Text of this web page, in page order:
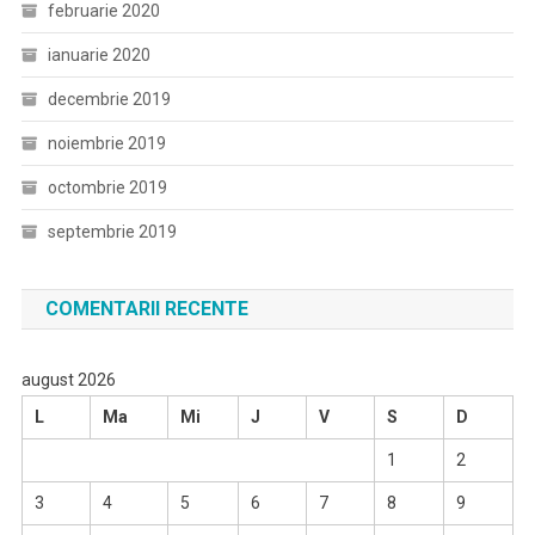
februarie 2020
ianuarie 2020
decembrie 2019
noiembrie 2019
octombrie 2019
septembrie 2019
COMENTARII RECENTE
august 2026
L
Ma Mi J V S D
1 2
3 4 5 6 7 8 9